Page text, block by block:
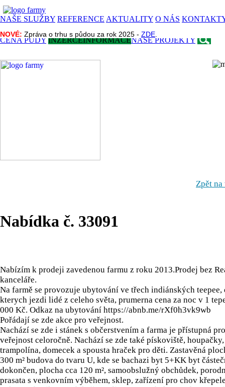
NAŠE SLUŽBY REFERENCE AKTUALITY O NÁS
NOVÉ: Zpráva o trhu s půdou za rok 2025 - ZDE
CENA PŮDY INZERCEINFORMACENAŠE PROJEKTY
NOVÉ: Zpráva o trhu s půdou za rok 2025 - ZDE
Zpět
Nabídka č. 33091
Nabízím k prodeji zavedenou farmu z roku 2013.Prodej bez
kanceláře.
Na farmě se provozuje ubytování ve třech indiánských teepee,
kterych jezdi lidé z celeho světa, prumerna cena za noc v 1
000 Kč. Odkaz na ubytování https://abnb.me/rXf0h3vk9wb
Pořádají se zde akce pro veřejnost.
Nachází se zde i stánek s občerstvením a farma je přístupná pro
veřejnost celoročně. Nachází se zde také pískoviště, houpačky,
trampolína, domecek a spousta hraček pro děti. Zastavěná
300 m² budova do tvaru U, kde se bachazi byt 5+KK byt
dokončen, plocha cca 120 m², samoobslužný obchůdek,
prasata s venkovním výběhem, sklep, zařízení pro chov